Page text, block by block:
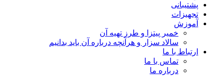
پشتیبانی
تجهیزات
آموزش
خمیر پیتزا و طرز تهیه آن
سالاد سزار و هرآنچه درباره آن باید بدانیم
ارتباط با ما
تماس با ما
درباره ما